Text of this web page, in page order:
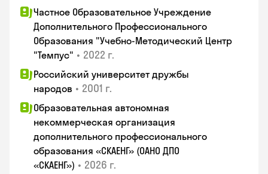
Частное Образовательное Учреждение
Дополнительного Профессионального
Образования "Учебно-Методический Центр
"Темпус" • 2022 г.
Российский университет дружбы
народов • 2001 г.
Образовательная автономная
некоммерческая организация
дополнительного профессионального
образования «СКАЕНГ» (ОАНО ДПО
«СКАЕНГ») • 2026 г.